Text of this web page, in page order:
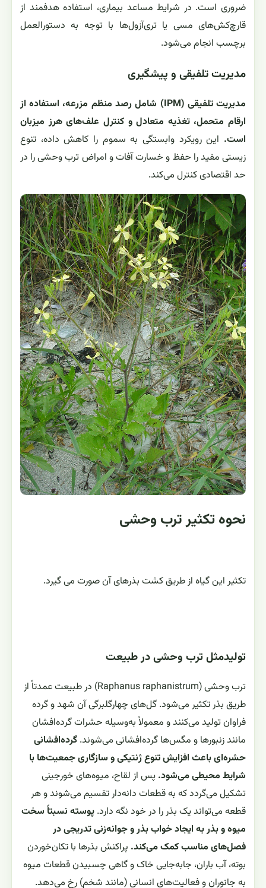
ضروری است. در شرایط مساعد بیماری، استفاده هدفمند از
قارچ‌کش‌های مسی یا تری‌آزول‌ها با توجه به دستورالعمل
برچسب انجام می‌شود.
مدیریت تلفیقی و پیشگیری
مدیریت تلفیقی (IPM) شامل رصد منظم مزرعه، استفاده از
ارقام متحمل، تغذیه متعادل و کنترل علف‌های هرز میزبان
است. این رویکرد وابستگی به سموم را کاهش داده، تنوع
زیستی مفید را حفظ و خسارت آفات و امراض ترب وحشی را در
حد اقتصادی کنترل می‌کند.
نحوه تکثیر ترب وحشی
تکثیر این گیاه از طریق کشت بذرهای آن صورت می گیرد.
تولیدمثل ترب وحشی در طبیعت
ترب وحشی (Raphanus raphanistrum) در طبیعت عمدتاً از
طریق بذر تکثیر می‌شود. گل‌های چهارگلبرگی آن شهد و گرده
فراوان تولید می‌کنند و معمولاً به‌وسیله حشرات گرده‌افشان
مانند زنبورها و مگس‌ها گرده‌افشانی می‌شوند. گرده‌افشانی
حشره‌ای باعث افزایش تنوع ژنتیکی و سازگاری جمعیت‌ها با
شرایط محیطی می‌شود. پس از لقاح، میوه‌های خورجینی
تشکیل می‌گردد که به قطعات دانه‌دار تقسیم می‌شوند و هر
قطعه می‌تواند یک بذر را در خود نگه دارد. پوسته نسبتاً سخت
میوه و بذر به ایجاد خواب بذر و جوانه‌زنی تدریجی در
فصل‌های مناسب کمک می‌کند. پراکنش بذرها با تکان‌خوردن
بوته، آب باران، جابه‌جایی خاک و گاهی چسبیدن قطعات میوه
به جانوران و فعالیت‌های انسانی (مانند شخم) رخ می‌دهد.